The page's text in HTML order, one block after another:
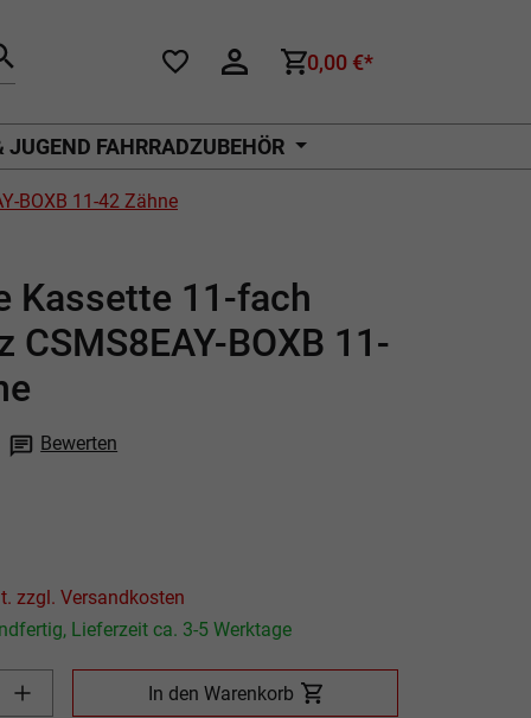
0,00 €*
JUGEND FAHRRADZUBEHÖR
BOXB 11-42 Zähne
Kassette 11-fach
CSMS8EAY-BOXB 11-
Bewerten
Preis inkl. MwSt. zzgl. Versandkosten
Lieferzeit ca. 3-5 Werktage
Produkt Anzahl: Gib den gewünschten Wert ein oder benutze
In den Warenkorb